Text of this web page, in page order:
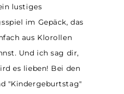
lustiges
im Gepäck, das
aus Klorollen
Und ich sag dir,
es lieben! Bei den
"Kindergeburtstag"